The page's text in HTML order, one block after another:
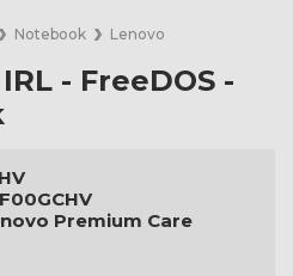
Notebook Lenovo
- FreeDOS -
Premium Care